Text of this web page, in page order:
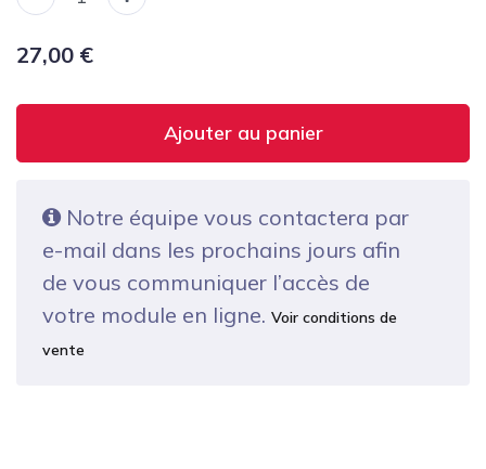
27,00 €
Ajouter au panier
Notre équipe vous contactera par
e-mail dans les prochains jours afin
de vous communiquer l’accès de
votre module en ligne. Voir conditions de
vente